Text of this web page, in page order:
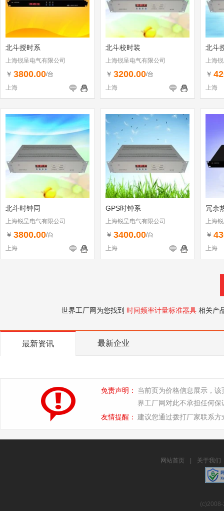
北斗授时系
上海锐呈电气有限公司
￥ 3800.00/台
上海
北斗校时装
上海锐呈电气有限公司
￥ 3200.00/台
上海
北斗
上海
￥
上海
北斗时钟同
上海锐呈电气有限公司
￥ 3800.00/台
上海
GPS时钟系
上海锐呈电气有限公司
￥ 3400.00/台
上海
冗余
上海
￥
上海
世界工厂网为您找到 时间频率计量标准器具 相关产
最新资讯 最新企业
免责声明：
当前页为价格信息展示，
界工厂网对此不承担任何保
友情提醒： 建议您通过拨打厂家联系
网站首页 关于我们